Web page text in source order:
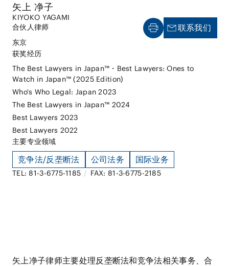
矢上 净子
KIYOKO YAGAMI
合伙人律师
东京
获奖经历
The Best Lawyers in Japan™・Best Lawyers: Ones to
Watch in Japan™ (2025 Edition)
Who's Who Legal: Japan 2023
The Best Lawyers in Japan™ 2024
Best Lawyers 2023
Best Lawyers 2022
主要专业领域
竞争法/反垄断法 公司法务 国际业务
TEL: 81-3-6775-1185 / FAX: 81-3-6775-2185
联系我们
矢上净子律师主要处理反垄断法和竞争法相关事务、合